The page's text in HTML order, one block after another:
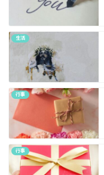
生活
行事
行事